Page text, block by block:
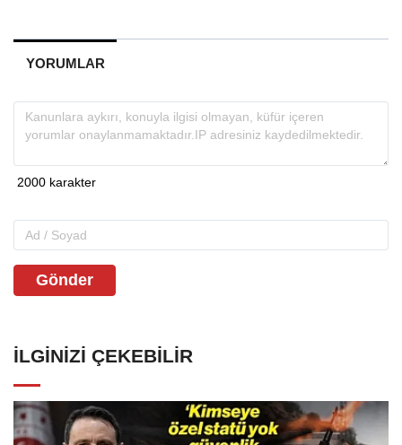
YORUMLAR
Gönder
İLGINIZI ÇEKEBILIR